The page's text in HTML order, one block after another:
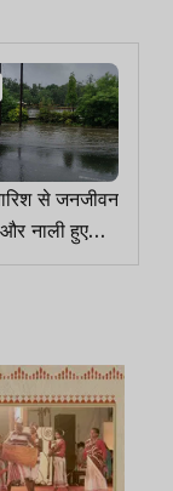
से जनजीवन
नाली हुए